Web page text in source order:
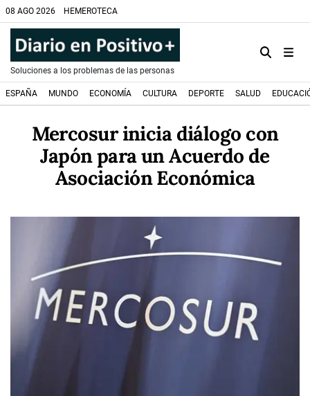
08 AGO 2026 HEMEROTECA
Soluciones a los problemas de las personas
ESPAÑA MUNDO ECONOMÍA CULTURA DEPORTE SALUD
Mercosur inicia diálogo con
Japón para un Acuerdo de
Asociación Económica